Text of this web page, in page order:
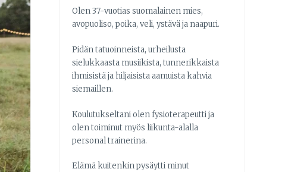
Olen 37-vuotias suomalainen mies,
avopuoliso, poika, veli, ystävä ja naapuri.
Pidän tatuoinneista, urheilusta
sielukkaasta musiikista, tunnerikkaista
ihmisistä ja hiljaisista aamuista kahvia
siemaillen.
Koulutukseltani olen fysioterapeutti ja
olen toiminut myös liikunta-alalla
personal trainerina.
Elämä kuitenkin pysäytti minut